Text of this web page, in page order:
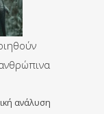
ανάλυση